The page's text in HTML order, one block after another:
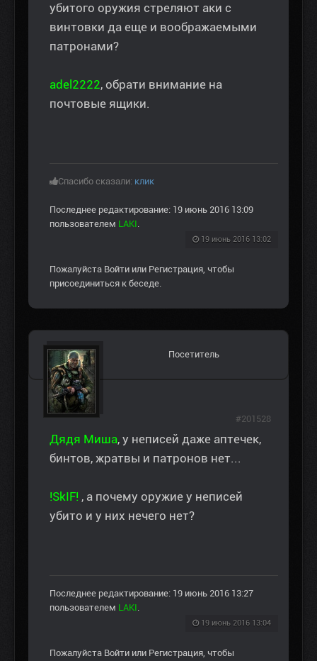
убитого оружия стреляют аки с
винтовки да еще и воображаемыми
патронами?
adel2222, обрати внимание на
почтовые ящики.
Спасибо сказали: клик
Последнее редактирование: 19 июнь 2016 13:09
пользователем LAKI.
19 июнь 2016 13:02
Пожалуйста Войти или Регистрация, чтобы
присоединиться к беседе.
Посетитель
Дядя Миша, у неписей даже аптечек,
бинтов, жратвы и патронов нет...
!SkIF! , а почему оружие у неписей
убито и у них нечего нет?
Последнее редактирование: 19 июнь 2016 13:27
пользователем LAKI.
19 июнь 2016 13:04
#201528
Пожалуйста Войти или Регистрация, чтобы